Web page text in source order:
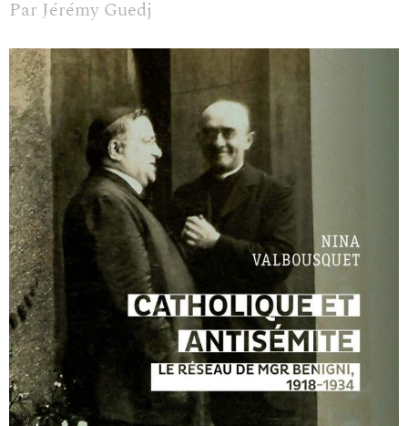
Par Jérémy Guedj